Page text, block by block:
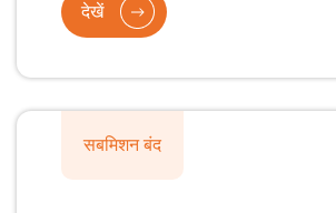
देखें
सबमिशन बंद